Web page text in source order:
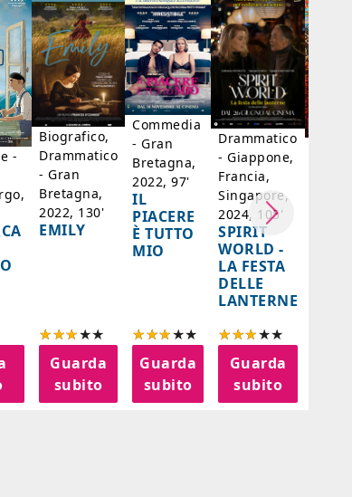
-
Biografico,
Drammatico
- Gran
Bretagna,
2022, 130'
EMILY
Guarda
subito
Commedia
- Gran
Bretagna,
2022, 97'
IL
PIACERE
È TUTTO
MIO
Guarda
subito
Drammatico
- Giappone,
Francia,
Singapore,
2024, 105'
SPIRIT
WORLD -
LA FESTA
DELLE
LANTERNE
Guarda
subito